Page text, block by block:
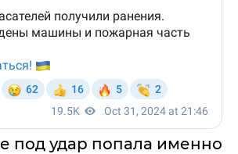
под удар попала именно